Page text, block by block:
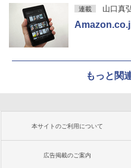
連載 山口真
もっと関
本サイトのご利用について
広告掲載のご案内